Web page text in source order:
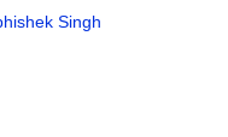
Singh